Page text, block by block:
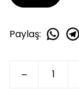
Paylaş: